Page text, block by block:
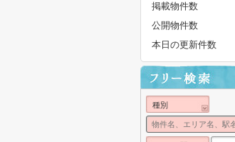
掲載物件数
公開物件数
本日の更新件数
種別